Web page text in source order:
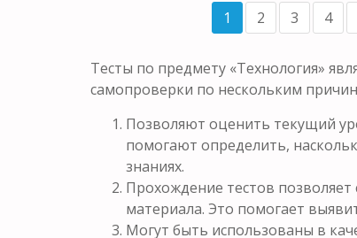
1 2 3 4
Тесты по предмету «Технология»
самопроверки по нескольким
Позволяют оценить текущий
помогают определить,
знаниях.
Прохождение тестов
материала. Это помогает
Могут быть использованы в